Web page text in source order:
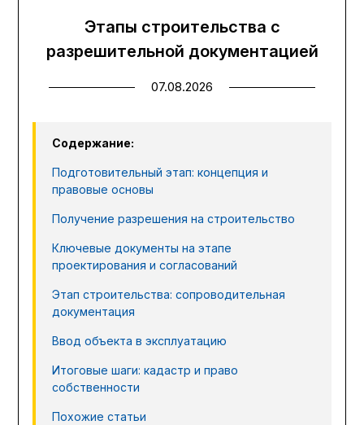
Этапы строительства с
разрешительной документацией
07.08.2026
Содержание:
Подготовительный этап: концепция и
правовые основы
Получение разрешения на строительство
Ключевые документы на этапе
проектирования и согласований
Этап строительства: сопроводительная
документация
Ввод объекта в эксплуатацию
Итоговые шаги: кадастр и право
собственности
Похожие статьи